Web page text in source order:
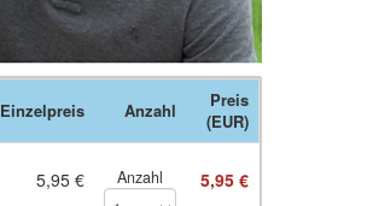
Einzelpreis Anzahl
Preis
(EUR)
5,95 € Anzahl 5,95 €